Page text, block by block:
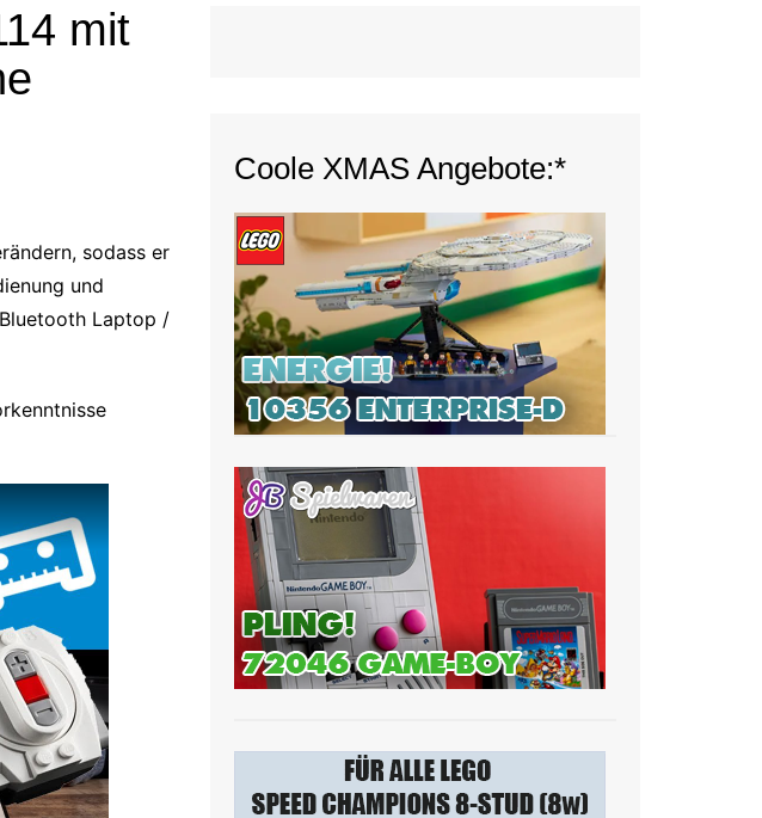
mit
sodass er
und
Laptop /
Coole XMAS Angebote:*